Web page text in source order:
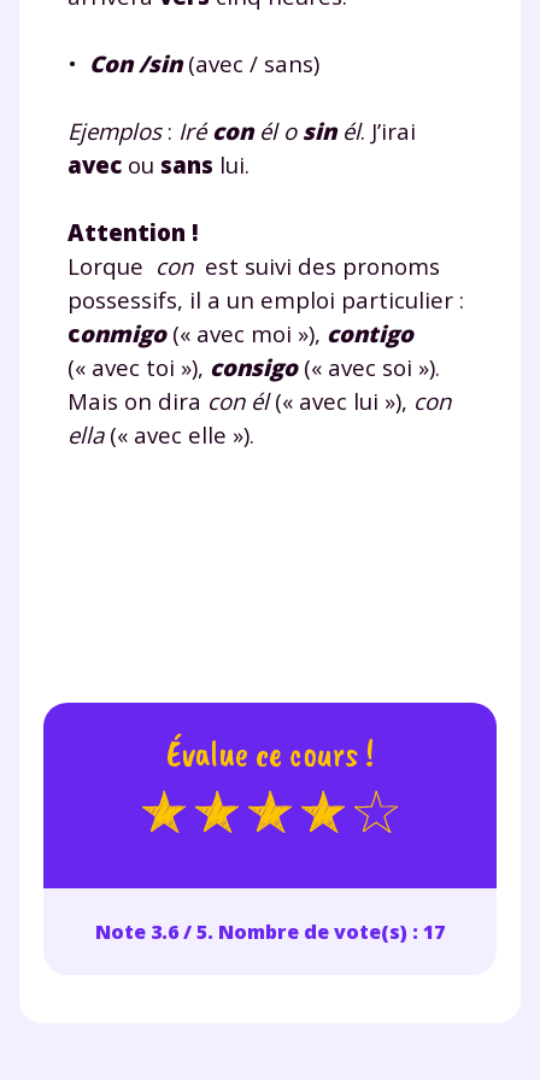
• Con /sin(avec / sans)
Ejemplos: Iréconél o sinél. J’irai
avec ou sans lui.
Attention !
Lorque conest suivi des pronoms
possessifs, il a un emploi particulier :
conmigo(« avec moi »), contigo
(« avec toi »), consigo(« avec soi »).
Mais on dira con él(« avec lui »), con
ella(« avec elle »).
Évalue ce cours !
Note 3.6 / 5. Nombre de vote(s) : 17